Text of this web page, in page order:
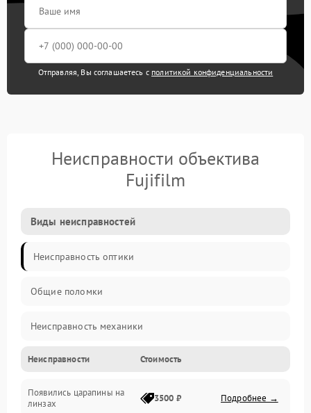
Отправляя, Вы соглашаетесь с политикой конфиденциальности
Неисправности объектива
Fujifilm
Виды неисправностей
Неисправность оптики
Общие поломки
Неисправность механики
Неисправность электроники (если объектив с мотором/
Прочие неисправности
Неисправности Стоимость
Появились царапины на
линзах
3500 ₽ Подробнее →